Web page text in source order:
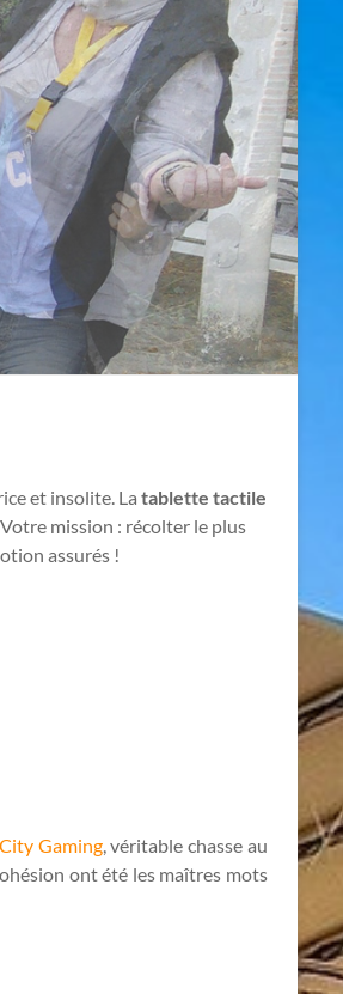
et insolite. La tablette tactile
mission : récolter le plus
assurés !
City Gaming, véritable chasse au
ont été les maîtres mots